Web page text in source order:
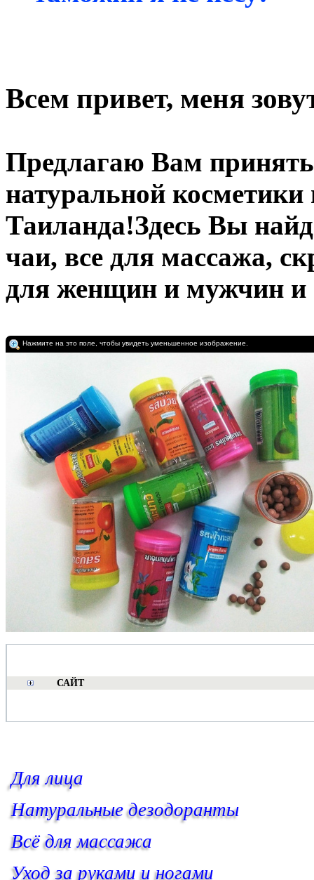
Всем привет, меня
Предлагаю Вам
натуральной косметики
Таиланда!Здесь Вы
чаи, все для массажа,
для женщин и мужчин и
Нажмите на это поле, чтобы увидеть уменьшенное изображение.
САЙТ
Для лица
Натуральные дезодоранты
Всё для массажа
Уход за руками и ногами